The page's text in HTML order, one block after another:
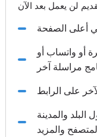
أعلى الصفحة
أو واتساب أو
مراسلة آخر
على الرابط
والمدينة
والمزيد